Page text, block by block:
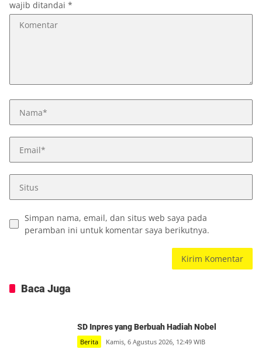
wajib ditandai *
Simpan nama, email, dan situs web saya pada
peramban ini untuk komentar saya berikutnya.
Baca Juga
SD Inpres yang Berbuah Hadiah Nobel
Berita Kamis, 6 Agustus 2026, 12:49 WIB